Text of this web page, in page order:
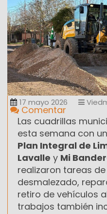
17 mayo 2026
Comentar
Las cuadrillas
esta semana con
Plan Integral de
Lavalle y Mi
realizaron tareas
desmalezado,
retiro de vehículos
trabajos también